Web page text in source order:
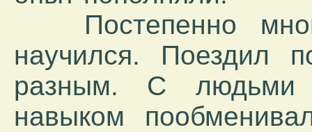
Постепенно
научился. Поездил
разным. С людьми
навыком